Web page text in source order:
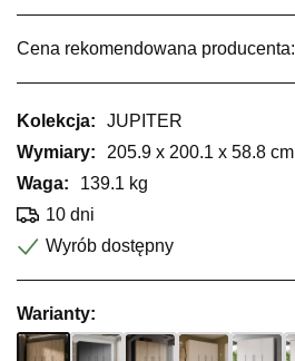
Cena rekomendowana producenta:
Kolekcja:
JUPITER
Wymiary:
205.9 x 200.1 x 58.8 cm
Waga:
139.1 kg
10 dni
Wyrób dostępny
Warianty: